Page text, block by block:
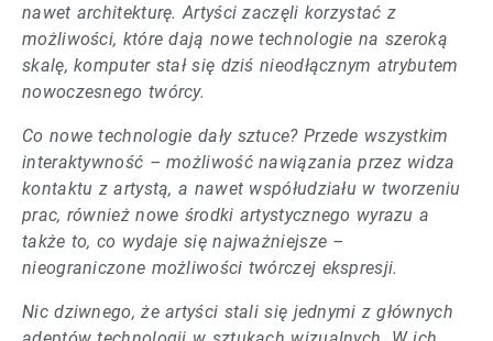
nawet architekturę. Artyści zaczęli korzystać z
możliwości, które dają nowe technologie na szeroką
skalę, komputer stał się dziś nieodłącznym atrybutem
nowoczesnego twórcy.
Co nowe technologie dały sztuce? Przede wszystkim
interaktywność – możliwość nawiązania przez widza
kontaktu z artystą, a nawet współudziału w tworzeniu
prac, również nowe środki artystycznego wyrazu a
także to, co wydaje się najważniejsze –
nieograniczone możliwości twórczej ekspresji.
Nic dziwnego, że artyści stali się jednymi z głównych